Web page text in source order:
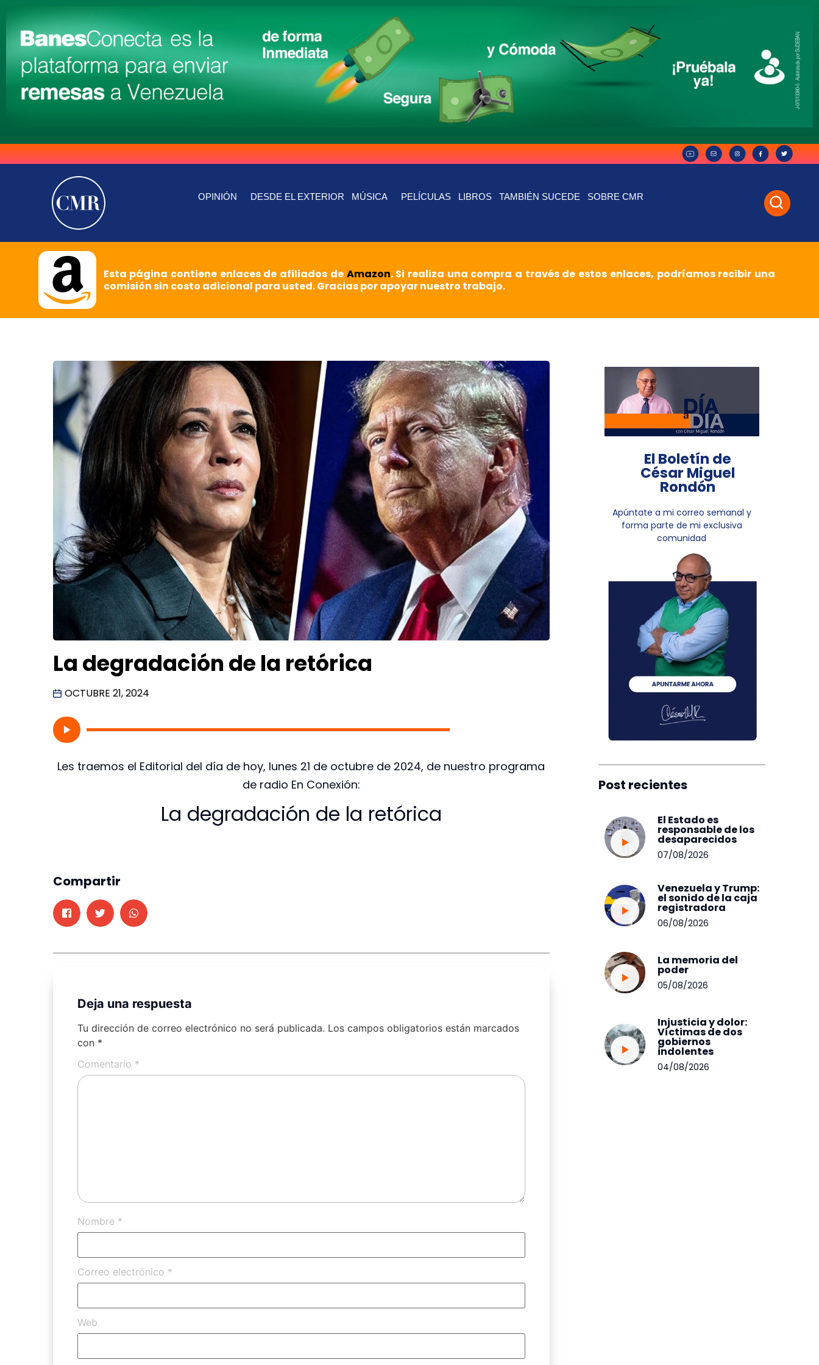
OPINIÓN DESDE EL EXTERIOR MÚSICA PELÍCULAS LIBROS TAMBIÉN SUCEDE SOBRE CMR
Esta página contiene enlaces de afiliados de Amazon. Si realiza una compra a través de estos enlaces, podríamos recibir una
comisión sin costo adicional para usted. Gracias por apoyar nuestro trabajo.
La degradación de la retórica
OCTUBRE 21, 2024
Les traemos el Editorial del día de hoy, lunes 21 de octubre de 2024, de nuestro programa
de radio En Conexión:
La degradación de la retórica
Compartir
Deja una respuesta
Tu dirección de correo electrónico no será publicada. Los campos obligatorios están marcados
con *
Comentario *
Nombre *
Correo electrónico *
Web
El Boletín de
César Miguel
Rondón
Apúntate a mi correo semanal y
forma parte de mi exclusiva
comunidad
Post recientes
El Estado es
responsable de los
desaparecidos
07/08/2026
Venezuela y Trump:
el sonido de la caja
registradora
06/08/2026
La memoria del
poder
05/08/2026
Injusticia y dolor:
Víctimas de dos
gobiernos
indolentes
04/08/2026